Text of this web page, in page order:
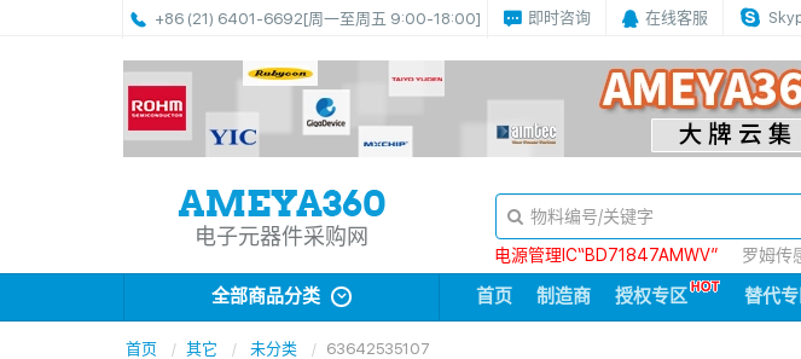
+86 (21) 6401-6692[周一至周五 9:00-18:00] 即时咨询 在线客服
电子元器件采购网
电源管理IC“BD71847AMWV”
罗姆传
全部商品分类 首页 制造商 授权专区 替代
首页 其它 未分类 63642535107